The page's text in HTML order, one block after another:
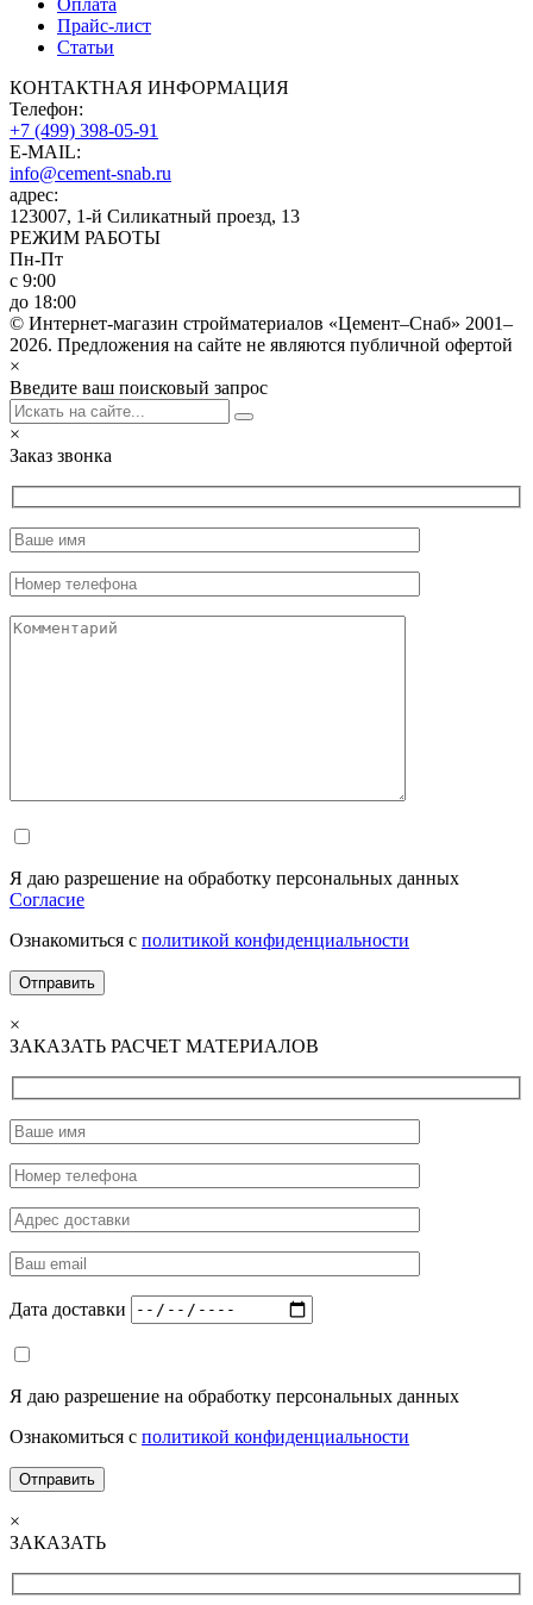
Прайс-лист
Статьи
КОНТАКТНАЯ ИНФОРМАЦИЯ
Телефон:
+7 (499) 398-05-91
E-MAIL:
info@cement-snab.ru
адрес:
123007, 1-й Силикатный проезд, 13
РЕЖИМ РАБОТЫ
Пн-Пт
с 9:00
до 18:00
© Интернет-магазин стройматериалов «Цемент–Снаб» 2001–
2026. Предложения на сайте не являются публичной офертой
×
Введите ваш поисковый запрос
×
Заказ звонка
Я даю разрешение на обработку персональных данных
Согласие
Ознакомиться с политикой конфиденциальности
×
ЗАКАЗАТЬ РАСЧЕТ МАТЕРИАЛОВ
Дата доставки
Я даю разрешение на обработку персональных данных
Ознакомиться с политикой конфиденциальности
×
ЗАКАЗАТЬ